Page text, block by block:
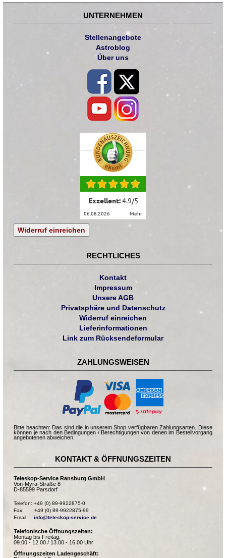
UNTERNEHMEN
Stellenangebote
Astroblog
Über uns
Exzellent:4.9/5
06.08.2026 mehr
Widerruf einreichen
RECHTLICHES
Kontakt
Impressum
Unsere AGB
Privatsphäre und Datenschutz
Widerruf einreichen
Lieferinformationen
Link zum Rücksendeformular
ZAHLUNGSWEISEN
Bitte beachten: Das sind die in unserem Shop verfügbaren Zahlungsarten. Diese
können je nach den Bedingungen / Berechtigungen von denen im Bestellvorgang
angebotenen abweichen.
KONTAKT & ÖFFNUNGSZEITEN
Teleskop-Service Ransburg GmbH
Von-Myra-Straße 8
D-85599 Parsdorf
Telefon: +49 (0) 89-9922875-0
Fax:       +49 (0) 89-9922875-99
Email: info@teleskop-service.de
Telefonische Öffnungszeiten:
Montag bis Freitag:
09.00 - 12.00 / 13.00 - 16.00 Uhr
Öffnungszeiten Ladengeschäft: